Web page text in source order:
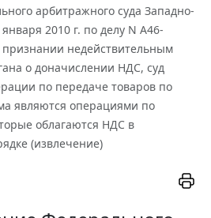
арбитражного суда Западно-
2010 г. по делу N А46-
недействительным
о доначислении НДС, суд
по передаче товаров по
являются операциями по
облагаются НДС в
(извлечение)